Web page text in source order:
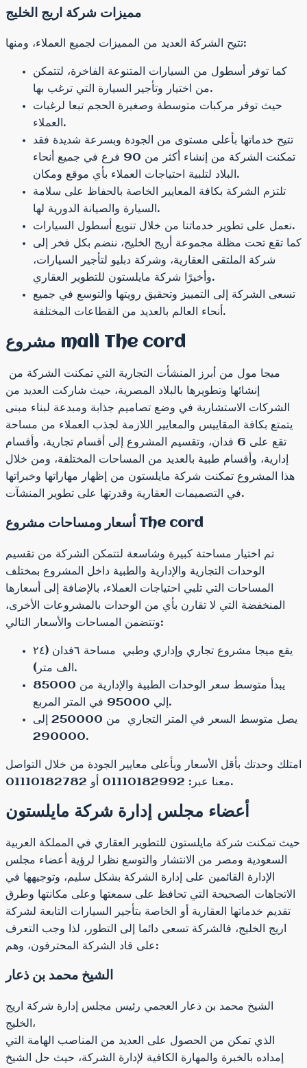
مميزات شركة اريج الخليج
تتيح الشركة العديد من المميزات لجميع العملاء، ومنها:
كما توفر أسطول من السيارات المتنوعة الفاخرة، لتتمكن
من اختيار وتأجير السيارة التي ترغب بها.
حيث توفر مركبات متوسطة وصغيرة الحجم تبعا لرغبات
العملاء.
تتيح خدماتها بأعلى مستوى من الجودة وبسرعة شديدة فقد
تمكنت الشركة من إنشاء أكثر من 90 فرع في جميع أنحاء
البلاد لتلبية احتياجات العملاء بأي موقع ومكان.
تلتزم الشركة بكافة المعايير الخاصة بالحفاظ على سلامة
السيارة والصيانة الدورية لها.
نعمل على تطوير خدماتنا من خلال تنويع أسطول السيارات.
كما تقع تحت مظلة مجموعة أريج الخليج، ننضم بكل فخر إلى
شركة الملتقى العقارية، وشركة دبليو لتأجير السيارات،
وأخيرًا شركة مايلستون للتطوير العقاري.
تسعى الشركة إلى التمييز وتحقيق رويتها والتوسع في جميع
أنحاء العالم بالعديد من القطاعات المختلفة.
مشروع mall The cord
ميجا مول من أبرز المنشأت التجارية التي تمكنت الشركة من
إنشائها وتطويرها بالبلاد المصرية، حيث شاركت العديد من
الشركات الاستشارية في وضع تصاميم جذابة ومبدعة لبناء مبنى
يتمتع بكافة المقاييس والمعايير اللازمة لجذب العملاء من مساحة
تقع على 6 فدان، وتقسيم المشروع إلى أقسام تجارية، وأقسام
إدارية، وأقسام طبية بالعديد من المساحات المختلفة، ومن خلال
هذا المشروع تمكنت شركة مايلستون من إظهار مهاراتها وخبراتها
في التصميمات العقارية وقدرتها على تطوير المنشآت.
أسعار ومساحات مشروع The cord
تم اختيار مساحتة كبيرة وشاسعة لتتمكن الشركة من تقسيم
الوحدات التجارية والإدارية والطبية داخل المشروع بمختلف
المساحات التي تلبي احتياجات العملاء، بالإضافة إلى أسعارها
المنخفضة التي لا تقارن بأي من الوحدات بالمشروعات الأخرى،
وتتضمن المساحات والأسعار التالي:
يقع ميجا مشروع تجاري وإداري وطبي مساحة ٦فدان (٢٤
الف متر).
يبدأ متوسط سعر الوحدات الطبية والإدارية من 85000
إلي 95000 في المتر المربع.
يصل متوسط السعر في المتر التجاري من 250000 إلى
290000.
امتلك وحدتك بأقل الأسعار وبأعلى معايير الجودة من خلال التواصل
معنا عبر: 01110182992 أو 01110182782.
أعضاء مجلس إدارة شركة مايلستون
حيث تمكنت شركة مايلستون للتطوير العقاري في المملكة العربية
السعودية ومصر من الانتشار والتوسع نظرا لرؤية أعضاء مجلس
الإدارة القائمين على إدارة الشركة بشكل سليم، وتوجيهها في
الاتجاهات الصحيحة التي تحافظ على سمعتها وعلى مكانتها وطرق
تقديم خدماتها العقارية أو الخاصة بتأجير السيارات التابعة لشركة
اريج الخليج، فالشركة تسعى دائما إلى التطور، لذا وجب التعرف
على قاد الشركة المحترفون، وهم:
الشيخ محمد بن ذعار
الشيخ محمد بن ذعار العجمي رئيس مجلس إدارة شركة اريج
الخليج،
الذي تمكن من الحصول على العديد من المناصب الهامة التي
إمداده بالخبرة والمهارة الكافية لإدارة الشركة، حيث حل الشيخ